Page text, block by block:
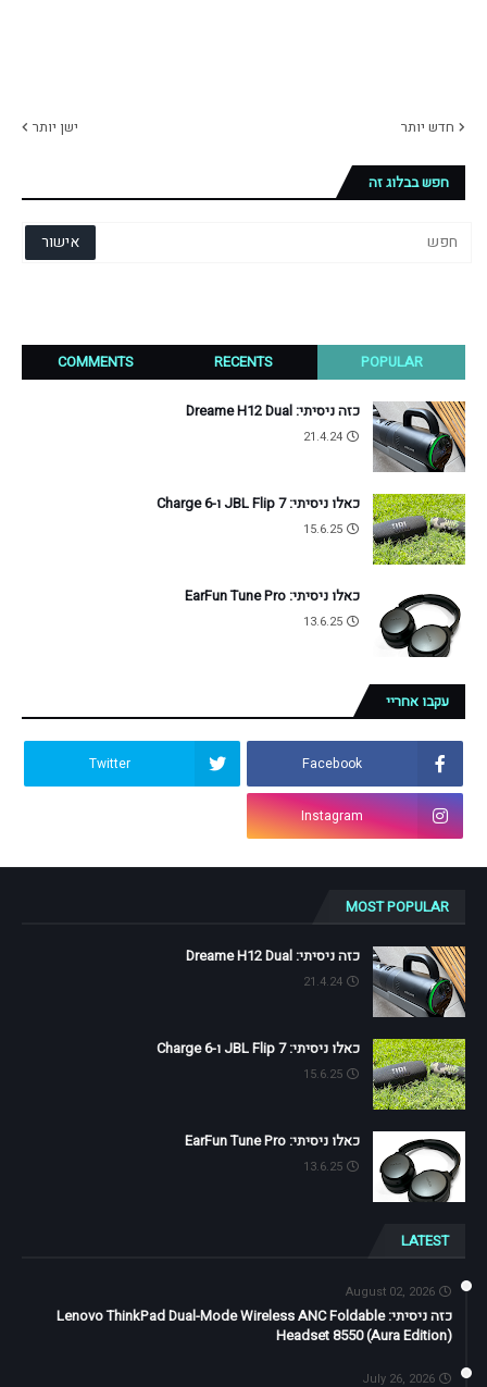
חדש יותר ישן יותר
חפש בבלוג זה
POPULAR
RECENTS
COMMENTS
כזה ניסיתי: Dreame H12 Dual
21.4.24
כאלו ניסיתי: JBL Flip 7 ו-Charge 6
15.6.25
כאלו ניסיתי: EarFun Tune Pro
13.6.25
עקבו אחריי
Facebook
Twitter
Instagram
MOST POPULAR
כזה ניסיתי: Dreame H12 Dual
21.4.24
כאלו ניסיתי: JBL Flip 7 ו-Charge 6
15.6.25
כאלו ניסיתי: EarFun Tune Pro
13.6.25
LATEST
August 02, 2026
כזה ניסיתי: Lenovo ThinkPad Dual-Mode Wireless ANC Foldable
Headset 8550 (Aura Edition)
July 26, 2026